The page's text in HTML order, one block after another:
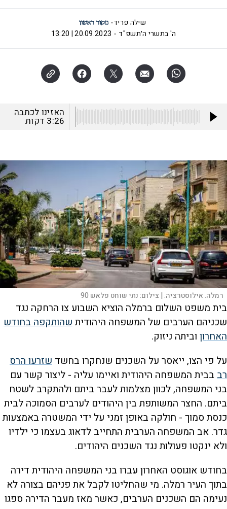
שילה פריד
ה' בתשרי ה׳תשפ"ד
20.09.2023 | 13:20
האזינו לכתבה
3:26 דקות
רמלה. אילוסטרציה. | צילום:נתי שוחט פלאש 90
בית משפט השלום ברמלה הוציא השבוע צו הרחקה נגד
שכניהם הערבים של המשפחה היהודיתשהותקפה בחודש
האחרון וביתה ניזוק.
על פי הצו, ייאסר על השכנים שנחקרו בחשד שזרעו הרס
רב בבית המשפחה היהודית ואיימו עליה - ליצור קשר עם
בני המשפחה, לכוון מצלמות לעבר ביתם ולהתקרב לשטח
ביתם. החצר המשותפת בין היהודים לערבים הסמוכה לבית
כנסת סמוך - חולקה באופן זמני על ידי המשטרה באמצעות
גדר. אב המשפחה הערבית התחייב לדאוג בעצמו כי ילדיו
ולא ינקטו פעולות נגד השכנים היהודים.
בחודש אוגוסט האחרון עברו בני המשפחה היהודית דירה
בתוך העיר רמלה. מי שהחליטו לקבל את פניהם בצורה לא
נעימה הם השכנים הערבים, כאשר מאז מעבר הדירה ספגו